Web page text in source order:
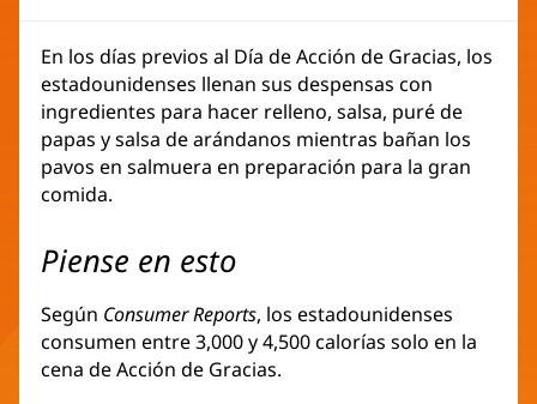
En los días previos al Día de Acción de Gracias, los
estadounidenses llenan sus despensas con
ingredientes para hacer relleno, salsa, puré de
papas y salsa de arándanos mientras bañan los
pavos en salmuera en preparación para la gran
comida.
Piense en esto
Según Consumer Reports, los estadounidenses
consumen entre 3,000 y 4,500 calorías solo en la
cena de Acción de Gracias.